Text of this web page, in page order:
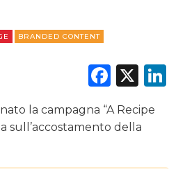
BRANDED CONTENT
X
la campagna “A Recipe
sull’accostamento della